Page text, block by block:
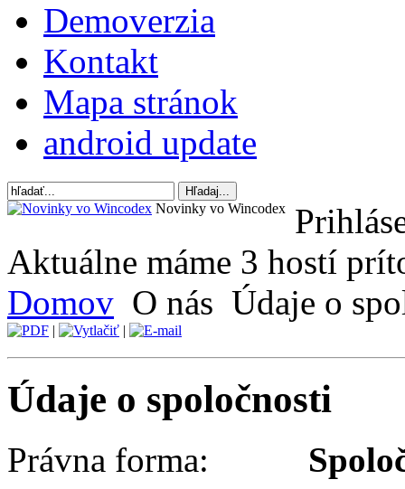
Demoverzia
Kontakt
Mapa stránok
android update
Novinky vo Wincodex
Aktuálne máme 3 hostí
Domov O nás Údaje o
| |
Údaje o spoločnosti
Právna forma: